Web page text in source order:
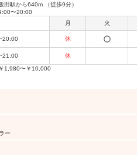
田駅から640m （徒歩9分）
〜20:00
月
火
休
休
￥1,980〜￥10,000
ー